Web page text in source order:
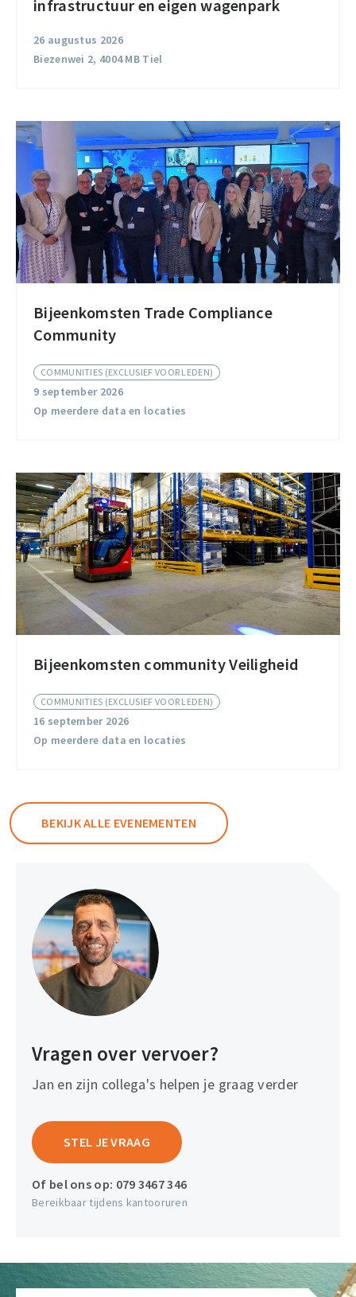
infrastructuur en eigen wagenpark
26 augustus 2026
Biezenwei 2, 4004 MB Tiel
elektrische
en
Bijeenkomsten Trade Compliance
Community
COMMUNITIES (EXCLUSIEF VOOR LEDEN)
9 september 2026
Op meerdere data en locaties
Bijeenkomsten
Trade
Community
Bijeenkomsten community Veiligheid
COMMUNITIES (EXCLUSIEF VOOR LEDEN)
16 september 2026
Op meerdere data en locaties
Bijeenkomsten
Veiligheid
BEKIJK ALLE EVENEMENTEN
Vragen over vervoer?
Jan en zijn collega's helpen je graag verder
STEL JE VRAAG
Of bel ons op: 079 3467 346
Bereikbaar tijdens kantooruren